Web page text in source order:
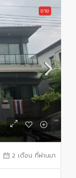
ขาย
2 เดือน ที่ผ่านมา